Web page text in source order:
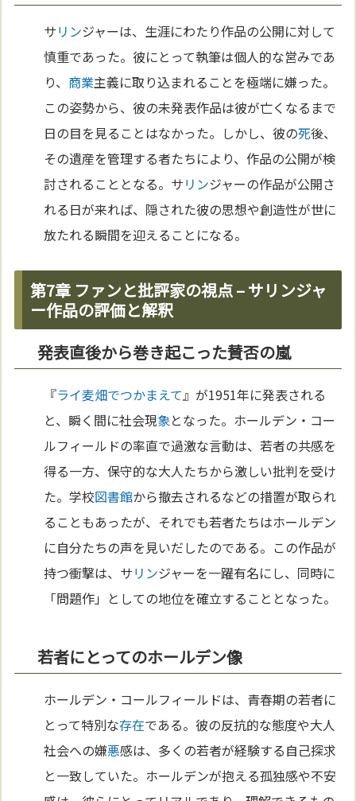
サリンジャーは、生涯にわたり作品の公開に対して
慎重であった。彼にとって執筆は個人的な営みであ
り、 商業主義に取り込まれることを極端に嫌った。
この姿勢から、彼の未発表作品は彼が亡くなるまで
日の目を見ることはなかった。しかし、彼の死後、
その遺産を管理する者たちにより、作品の公開が検
討されることとなる。サリンジャーの作品が公開さ
れる日が来れば、隠された彼の思想や創造性が世に
放たれる瞬間を迎えることになる。
第7章 ファンと批評家の視点 – サリンジャ
ー作品の評価と解釈
発表直後から巻き起こった賛否の嵐
『ライ麦畑でつかまえて 』が1951年に発表される
と、瞬く間に社会現象となった。ホールデン・コー
ルフィールドの率直で過激な言動は、若者の共感を
得る一方、保守的な大人たちから激しい批判を受け
た。学校図書館から撤去されるなどの措置が取られ
ることもあったが、それでも若者たちはホールデン
に自分たちの声を見いだしたのである。この作品が
持つ衝撃は、サリンジャーを一躍有名にし、同時に
「問題作」としての地位を確立することとなった。
若者にとってのホールデン像
ホールデン・コールフィールドは、青春期の若者に
とって特別な存在である。彼の反抗的な態度や大人
社会への嫌悪感は、多くの若者が経験する自己探求
と一致していた。ホールデンが抱える孤独感や不安